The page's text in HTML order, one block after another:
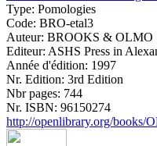
Type: Pomologies
Code: BRO-etal3
Auteur: BROOKS & OLMO
Editeur: ASHS Press in
Année d'édition: 1997
Nr. Edition: 3rd Edition
Nbr pages: 744
Nr. ISBN: 96150274
http://openlibrary.org/books/